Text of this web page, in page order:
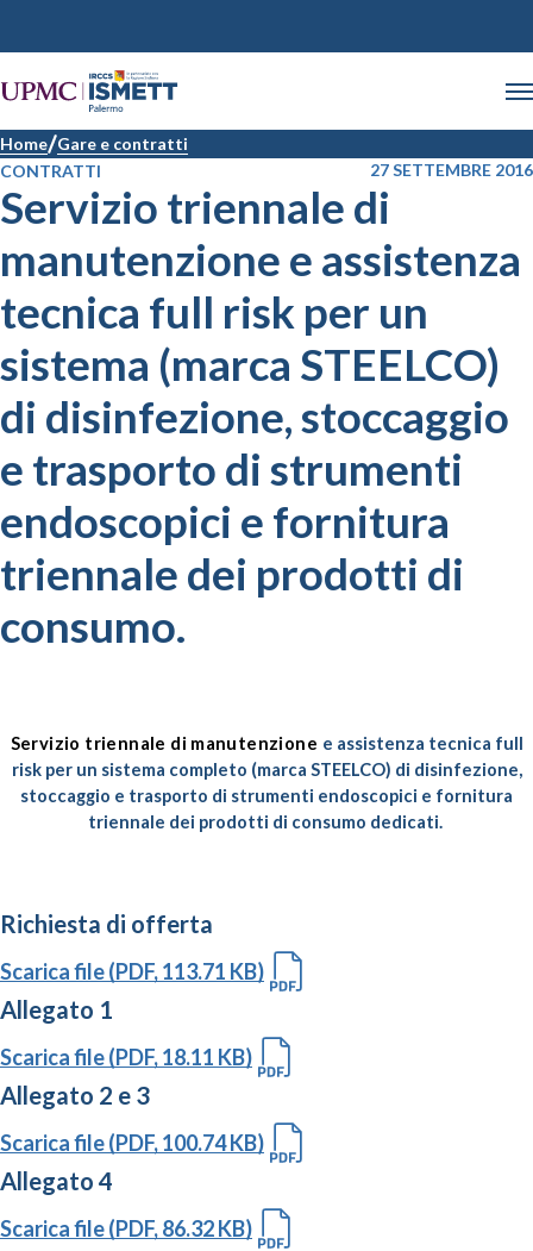
Home Gare e contratti
CONTRATTI
27 SETTEMBRE 2016
Servizio triennale di
manutenzione e assistenza
tecnica full risk per un
sistema (marca STEELCO)
di disinfezione, stoccaggio
e trasporto di strumenti
endoscopici e fornitura
triennale dei prodotti di
consumo.
Servizio triennale di manutenzione e assistenza tecnica full
risk per un sistema completo (marca STEELCO) di disinfezione,
stoccaggio e trasporto di strumenti endoscopici e fornitura
triennale dei prodotti di consumo dedicati.
Richiesta di offerta
Scarica file (PDF, 113.71 KB)
Allegato 1
Scarica file (PDF, 18.11 KB)
Allegato 2 e 3
Scarica file (PDF, 100.74 KB)
Allegato 4
Scarica file (PDF, 86.32 KB)